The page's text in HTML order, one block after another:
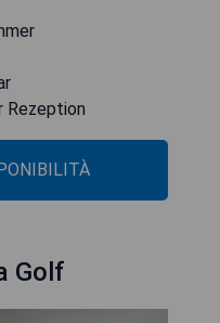
Rezeption
Golf